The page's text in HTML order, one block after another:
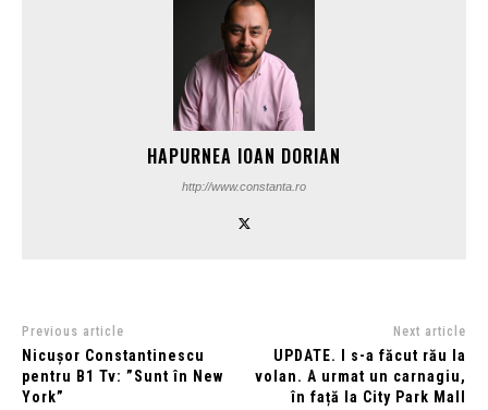
HAPURNEA IOAN DORIAN
http://www.constanta.ro
Previous article
Nicușor Constantinescu
pentru B1 Tv: ”Sunt în New
York”
Next article
UPDATE. I s-a făcut rău la
volan. A urmat un carnagiu,
în față la City Park Mall